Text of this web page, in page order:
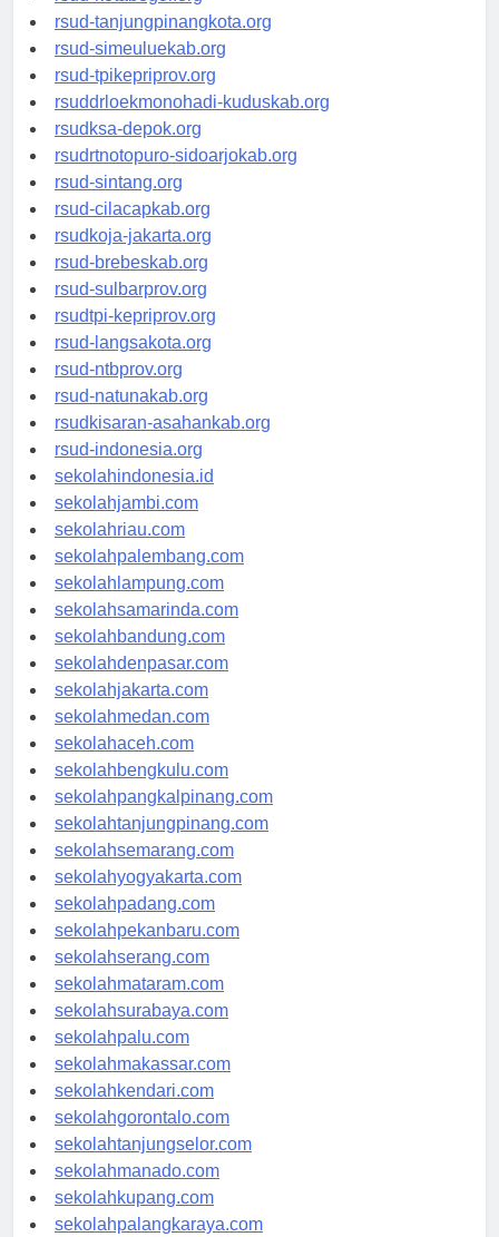
rsud-kotabogor.org
rsud-tanjungpinangkota.org
rsud-simeuluekab.org
rsud-tpikepriprov.org
rsuddrloekmonohadi-kuduskab.org
rsudksa-depok.org
rsudrtnotopuro-sidoarjokab.org
rsud-sintang.org
rsud-cilacapkab.org
rsudkoja-jakarta.org
rsud-brebeskab.org
rsud-sulbarprov.org
rsudtpi-kepriprov.org
rsud-langsakota.org
rsud-ntbprov.org
rsud-natunakab.org
rsudkisaran-asahankab.org
rsud-indonesia.org
sekolahindonesia.id
sekolahjambi.com
sekolahriau.com
sekolahpalembang.com
sekolahlampung.com
sekolahsamarinda.com
sekolahbandung.com
sekolahdenpasar.com
sekolahjakarta.com
sekolahmedan.com
sekolahaceh.com
sekolahbengkulu.com
sekolahpangkalpinang.com
sekolahtanjungpinang.com
sekolahsemarang.com
sekolahyogyakarta.com
sekolahpadang.com
sekolahpekanbaru.com
sekolahserang.com
sekolahmataram.com
sekolahsurabaya.com
sekolahpalu.com
sekolahmakassar.com
sekolahkendari.com
sekolahgorontalo.com
sekolahtanjungselor.com
sekolahmanado.com
sekolahkupang.com